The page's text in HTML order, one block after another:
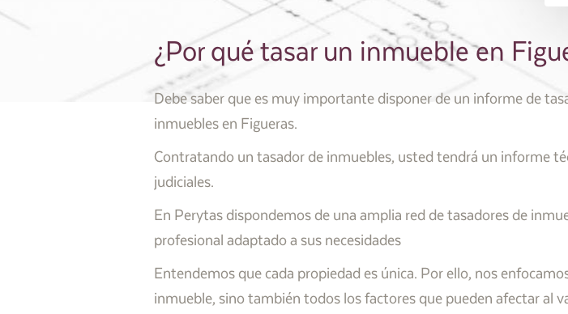
¿Por qué tasar un inmueble en
Debe saber que es muy importante disponer de un informe de
inmuebles en Figueras.
Contratando un tasador de inmuebles, usted tendrá un informe
judiciales.
En Perytas dispondemos de una amplia red de tasadores de
profesional adaptado a sus necesidades
Entendemos que cada propiedad es única. Por ello, nos
inmueble, sino también todos los factores que pueden afectar al